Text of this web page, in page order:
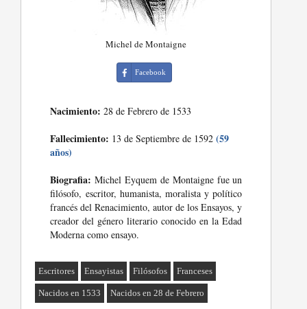
Michel de Montaigne
Facebook
Nacimiento: 28 de Febrero de 1533
Fallecimiento: 13 de Septiembre de 1592(59
años)
Biografia: Michel Eyquem de Montaigne fue un
filósofo, escritor, humanista, moralista y político
francés del Renacimiento, autor de los Ensayos, y
creador del género literario conocido en la Edad
Moderna como ensayo.
Escritores Ensayistas Filósofos Franceses
Nacidos en 1533 Nacidos en 28 de Febrero